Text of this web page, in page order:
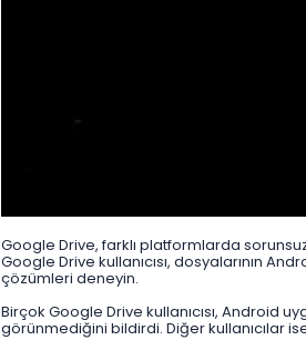
Google Drive, farklı platformlarda
Google Drive kullanıcısı, dosyalarının
çözümleri deneyin.
Birçok Google Drive kullanıcısı, Android
görünmediğini bildirdi. Diğer kullanıcılar